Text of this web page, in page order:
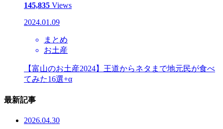
145,835 Views
2024.01.09
まとめ
お土産
【富山のお土産2024】王道からネタまで地元民が食べ
てみた16選+α
最新記事
2026.04.30